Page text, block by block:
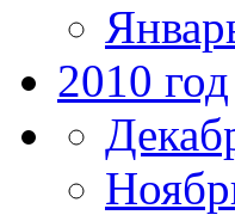
2010 год